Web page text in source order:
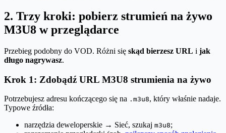
2. Trzy kroki: pobierz strumień na żywo
M3U8 w przeglądarce
Przebieg podobny do VOD. Różni się skąd bierzesz URL i jak
długo nagrywasz.
Krok 1: Zdobądź URL M3U8 strumienia na żywo
Potrzebujesz adresu kończącego się na .m3u8, który właśnie nadaje.
Typowe źródła:
narzędzia deweloperskie → Sieć, szukaj m3u8;